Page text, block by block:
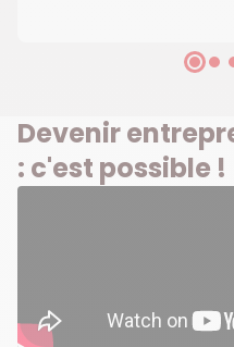
Devenir
: c'est possible !